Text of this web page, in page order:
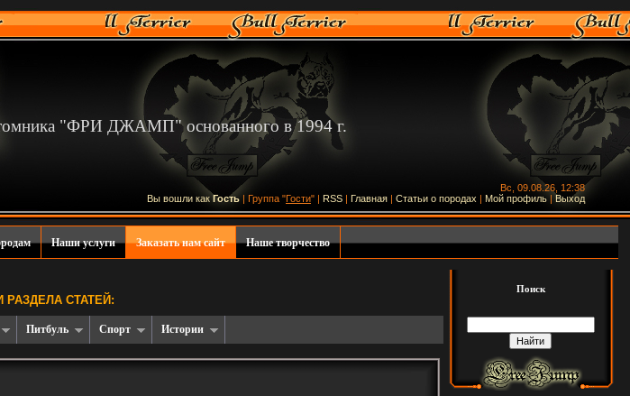
"ФРИ ДЖАМП" основанного в 1994 г.
Вс, 09.08.26, 12:38
Вы вошли какГость | Группа "Гости" | RSS | Главная | Статьи о породах | Мой профиль |Выход
Наши услуги Заказать нам сайт Наше творчество
РАЗДЕЛА СТАТЕЙ:
Питбуль Спорт Истории
Поиск